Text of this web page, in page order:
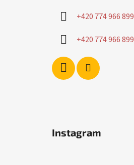
+420 774 966 899
+420 774 966 899
Instagram